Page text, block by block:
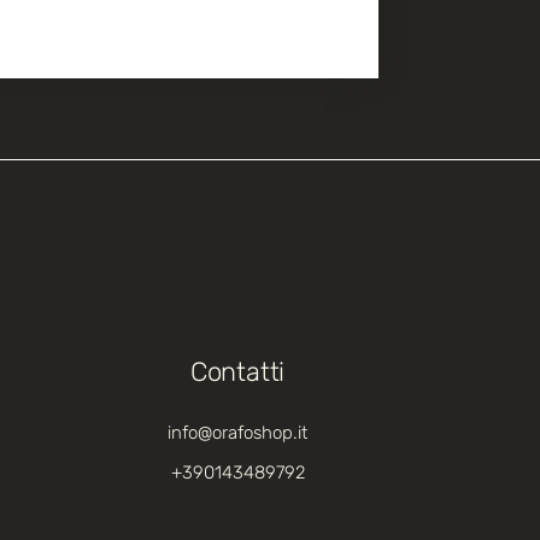
Contatti
info@orafoshop.it
+390143489792